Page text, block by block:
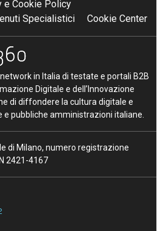
e Cookie Policy
Specialistici
Cookie Center
in Italia di testate e portali B2B
Digitale e dell’Innovazione
di diffondere la cultura digitale e
pubbliche amministrazioni italiane.
di Milano, numero registrazione
2421-4167